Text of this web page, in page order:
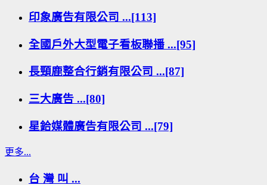
印象廣告有限公司 ...[113]
全國戶外大型電子看板聯播 ...[95]
長頸鹿整合行銷有限公司 ...[87]
三大廣告 ...[80]
星鉿媒體廣告有限公司 ...[79]
更多...
台 灣 叫 ...